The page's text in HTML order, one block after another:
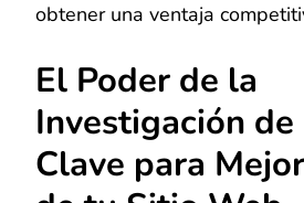
obtener una ventaja
El Poder de la
Investigación
Clave para